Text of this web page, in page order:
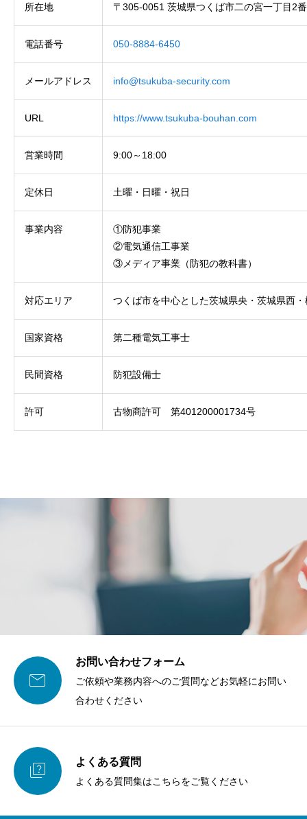
所在地 〒305-0051 茨城県つくば市二の宮一丁目2
電話番号 050-8884-6450
メールアドレス info@tsukuba-security.com
URL https://www.tsukuba-bouhan.com
営業時間 9:00～18:00
定休日 土曜・日曜・祝日
事業内容
①防犯事業
②電気通信工事業
③メディア事業（防犯の教科書）
対応エリア つくば市を中心とした茨城県央・茨城県西
国家資格 第二種電気工事士
民間資格 防犯設備士
許可 古物商許可 第401200001734号

お問い合わせフォーム
ご依頼や業務内容へのご質問などお気軽にお問い
合わせください
 よくある質問
よくある質問集はこちらをご覧ください